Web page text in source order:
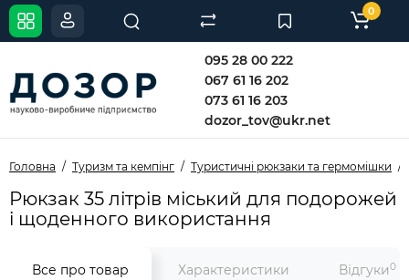
095 28 00 222
067 61 16 202
073 61 16 203
dozor_tov@ukr.net
0
Головна Туризм та кемпінг Туристичні рюкзаки та гермомішки
Рюкзак 35 літрів міський для подорожей
і щоденного використання
Все про товар Характеристики Відгуки0